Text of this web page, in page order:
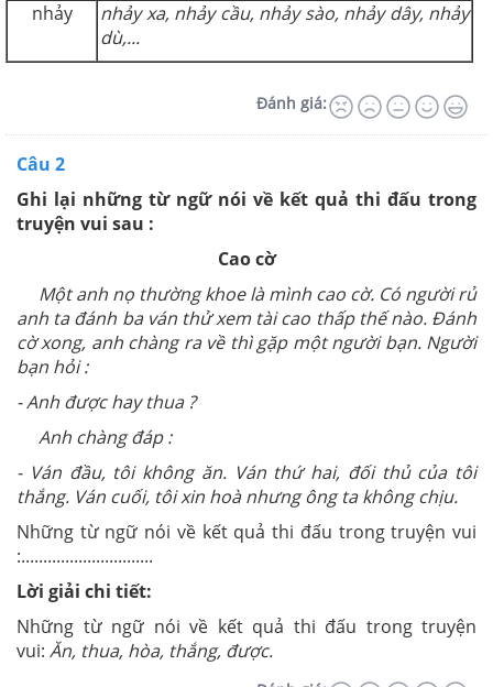
nhảy
nhảy xa, nhảy cầu, nhảy sào, nhảy dây, nhảy
dù,...
Đánh giá:
Câu 2
Ghi lại những từ ngữ nói về kết quả thi đấu trong
truyện vui sau :
Cao cờ
Một anh nọ thường khoe là mình cao cờ. Có người rủ
anh ta đánh ba ván thử xem tài cao thấp thế nào. Đánh
cờ xong, anh chàng ra về thì gặp một người bạn. Người
bạn hỏi :
- Anh được hay thua ?
Anh chàng đáp :
- Ván đầu, tôi không ăn. Ván thứ hai, đối thủ của tôi
thắng. Ván cuối, tôi xin hoà nhưng ông ta không chịu.
Những từ ngữ nói về kết quả thi đấu trong truyện vui
:..............................
Lời giải chi tiết:
Những từ ngữ nói về kết quả thi đấu trong truyện
vui: Ăn, thua, hòa, thắng, được.